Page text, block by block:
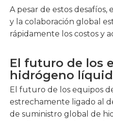
A pesar de estos
y la colaboración global
rápidamente los costos y
El futuro de los
hidrógeno
El futuro de los equipos
estrechamente ligado al
de suministro global de